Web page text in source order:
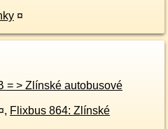
¤
, Flixbus 864: Zlínské